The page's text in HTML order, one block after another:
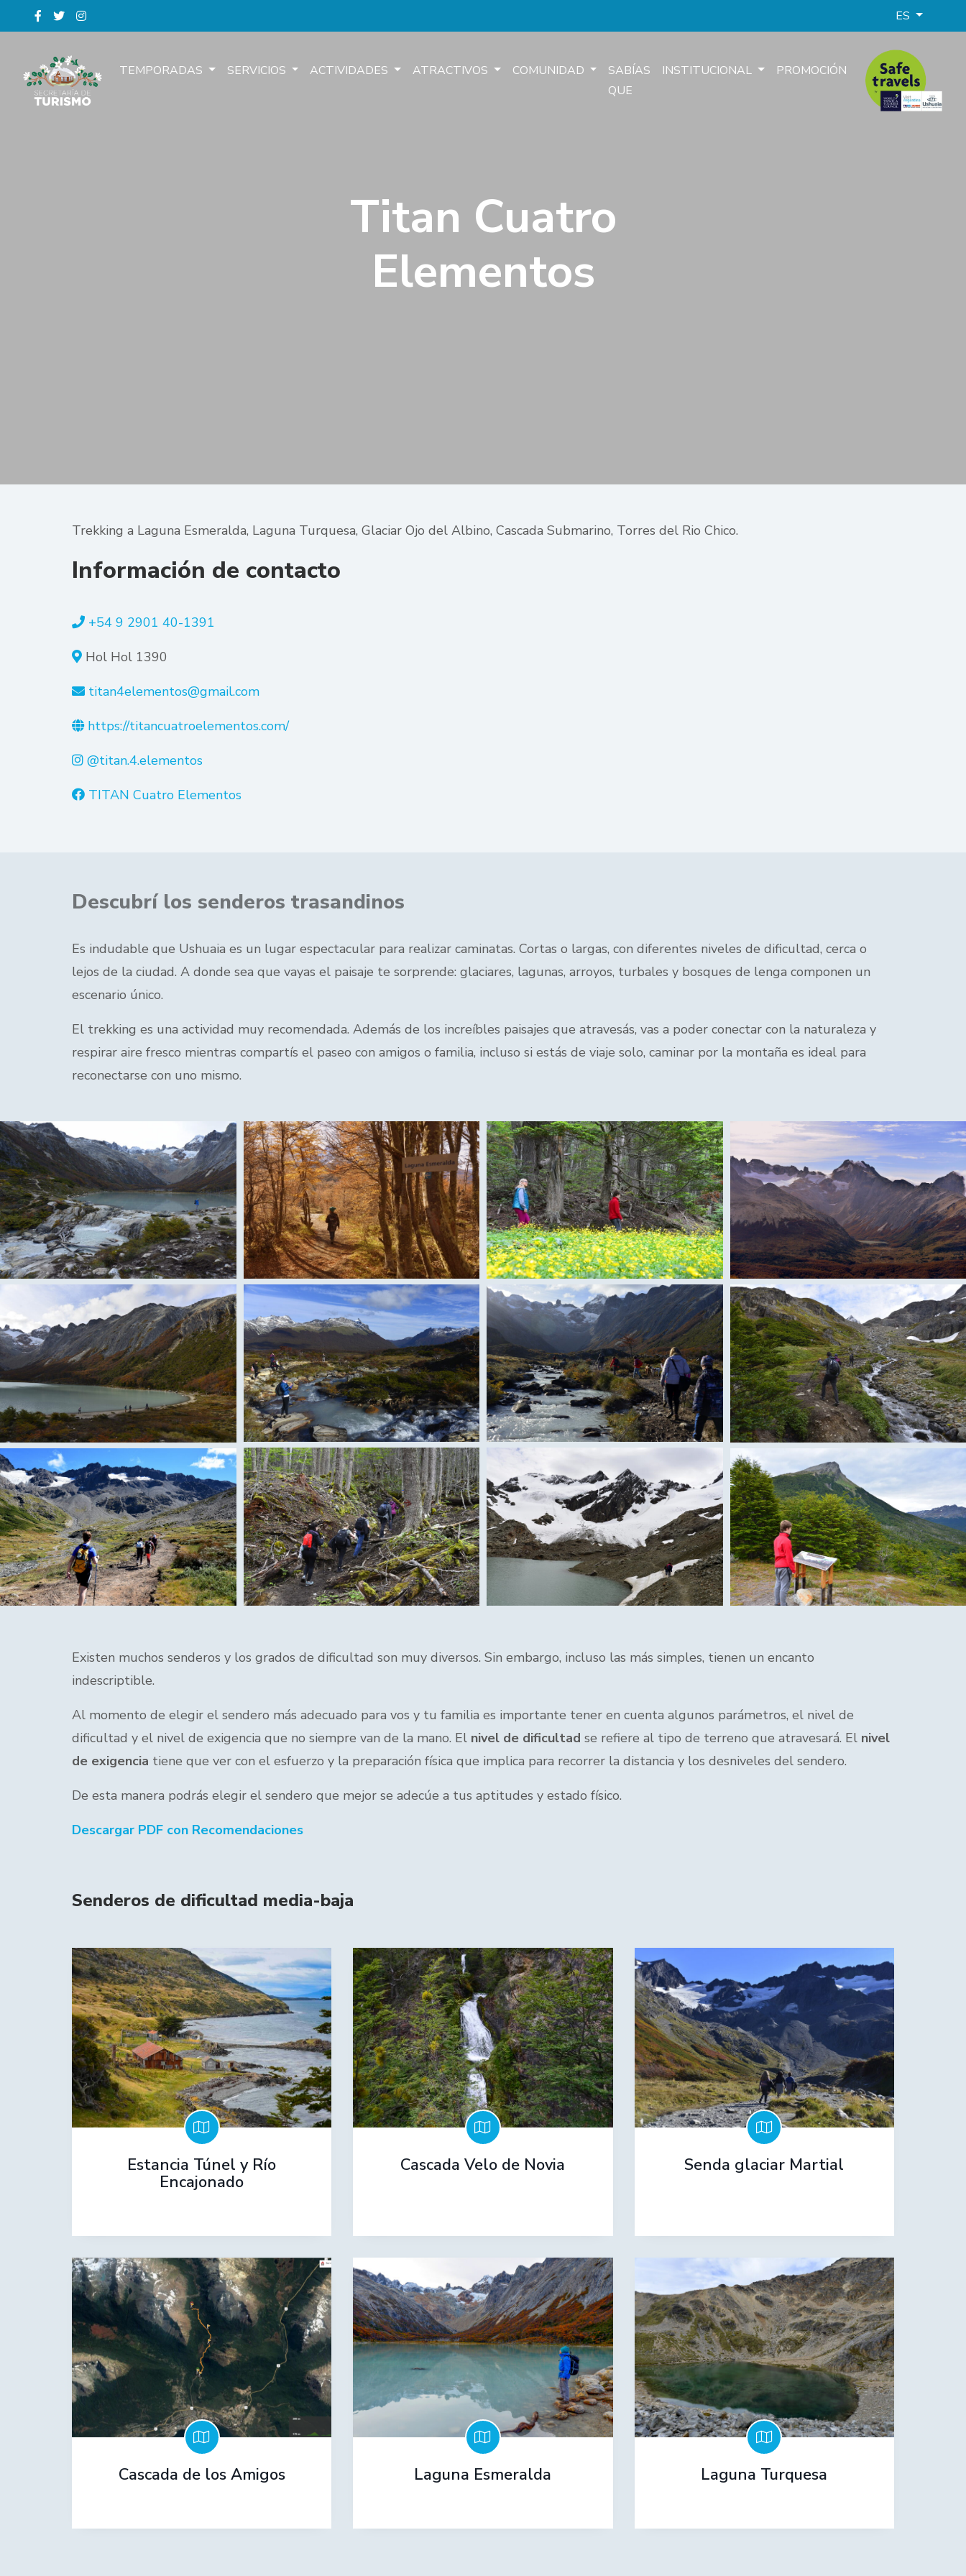
ES
TEMPORADAS SERVICIOS ACTIVIDADES ATRACTIVOS COMUNIDAD
SABÍAS
QUE
INSTITUCIONAL PROMOCIÓN
Titan Cuatro
Elementos
Trekking a Laguna Esmeralda, Laguna Turquesa, Glaciar Ojo del Albino, Cascada Submarino, Torres del Rio Chico.
Información de contacto
+54 9 2901 40-1391
Hol Hol 1390
titan4elementos@gmail.com
https://titancuatroelementos.com/
@titan.4.elementos
TITAN Cuatro Elementos
Descubrí los senderos trasandinos
Es indudable que Ushuaia es un lugar espectacular para realizar caminatas. Cortas o largas, con diferentes niveles de dificultad, cerca o
lejos de la ciudad. A donde sea que vayas el paisaje te sorprende: glaciares, lagunas, arroyos, turbales y bosques de lenga componen un
escenario único.
El trekking es una actividad muy recomendada. Además de los increíbles paisajes que atravesás, vas a poder conectar con la naturaleza y
respirar aire fresco mientras compartís el paseo con amigos o familia, incluso si estás de viaje solo, caminar por la montaña es ideal para
reconectarse con uno mismo.
Existen muchos senderos y los grados de dificultad son muy diversos. Sin embargo, incluso las más simples, tienen un encanto
indescriptible.
Al momento de elegir el sendero más adecuado para vos y tu familia es importante tener en cuenta algunos parámetros, el nivel de
dificultad y el nivel de exigencia que no siempre van de la mano. El nivel de dificultad se refiere al tipo de terreno que atravesará. El nivel
de exigencia tiene que ver con el esfuerzo y la preparación física que implica para recorrer la distancia y los desniveles del sendero.
De esta manera podrás elegir el sendero que mejor se adecúe a tus aptitudes y estado físico.
Descargar PDF con Recomendaciones
Senderos de dificultad media-baja
Estancia Túnel y Río
Encajonado
Cascada Velo de Novia Senda glaciar Martial
Cascada de los Amigos Laguna Esmeralda Laguna Turquesa